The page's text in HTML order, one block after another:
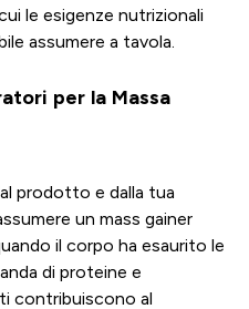
le esigenze nutrizionali
assumere a tavola.
per la Massa
prodotto e dalla tua
un mass gainer
il corpo ha esaurito le
di proteine e
contribuiscono al